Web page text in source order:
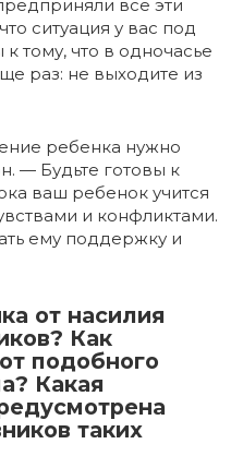
все эти
ситуация у вас под
тому, что в одночасье
раз: не выходите из
ребенка нужно
— Будьте готовы к
ваш ребенок учится
и конфликтами.
ему поддержку и
от насилия
Как
подобного
Какая
таких